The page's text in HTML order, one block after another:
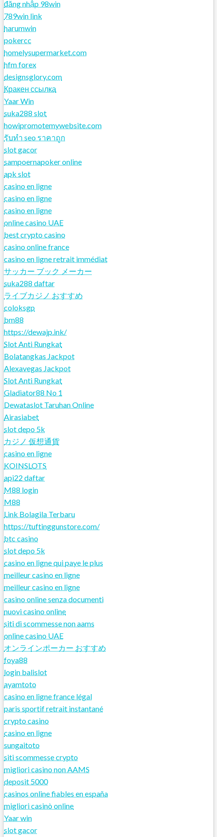
đăng nhập 98win
789win link
harumwin
pokercc
homelysupermarket.com
hfm forex
designsglory.com
Кракен ссылка
Yaar Win
suka288 slot
howipromotemywebsite.com
รับทํา seo ราคาถูก
slot gacor
sampoernapoker online
apk slot
casino en ligne
casino en ligne
casino en ligne
online casino UAE
best crypto casino
casino online france
casino en ligne retrait immédiat
サッカー ブック メーカー
suka288 daftar
ライブカジノ おすすめ
coloksgp
bm88
https://dewajp.ink/
Slot Anti Rungkat
Bolatangkas Jackpot
Alexavegas Jackpot
Slot Anti Rungkat
Gladiator88 No 1
Dewataslot Taruhan Online
Airasiabet
slot depo 5k
カジノ 仮想通貨
casino en ligne
KOINSLOTS
api22 daftar
M88 login
M88
Link Bolagila Terbaru
https://tuftinggunstore.com/
btc casino
slot depo 5k
casino en ligne qui paye le plus
meilleur casino en ligne
meilleur casino en ligne
casino online senza documenti
nuovi casino online
siti di scommesse non aams
online casino UAE
オンラインポーカー おすすめ
foya88
login balislot
ayamtoto
casino en ligne france légal
paris sportif retrait instantané
crypto casino
casino en ligne
sungaitoto
siti scommesse crypto
migliori casino non AAMS
deposit 5000
casinos online fiables en españa
migliori casinò online
Yaar win
slot gacor